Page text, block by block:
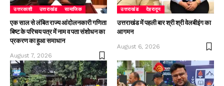
उत्तरकाशी उत्तराखंड सामाजिक
एक साल से लंबित राज्य आंदोलनकारी गणिता
बिष्ट के परिचय पत्र में नाम व पता संशोधन का
प्रकरण का हुआ समाधान
August 7, 2026
उत्तराखंड देहरादून
उत्तराखंड में पहली बार श्री श्री वेलबीइंग का
आगमन
August 6, 2026